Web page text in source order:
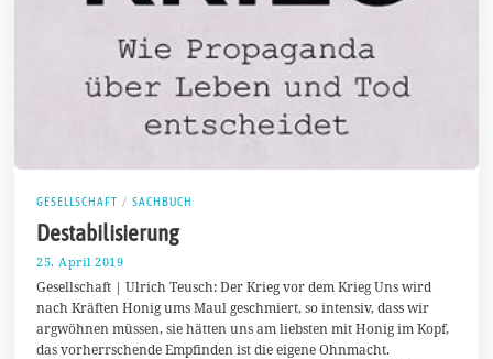
GESELLSCHAFT / SACHBUCH
Destabilisierung
25. April 2019
.
A
p
r
Gesellschaft | Ulrich Teusch: Der Krieg vor dem Krieg Uns wird
nach Kräften Honig ums Maul geschmiert, so intensiv, dass wir
argwöhnen müssen, sie hätten uns am liebsten mit Honig im Kopf,
das vorherrschende Empfinden ist die eigene Ohnmacht.